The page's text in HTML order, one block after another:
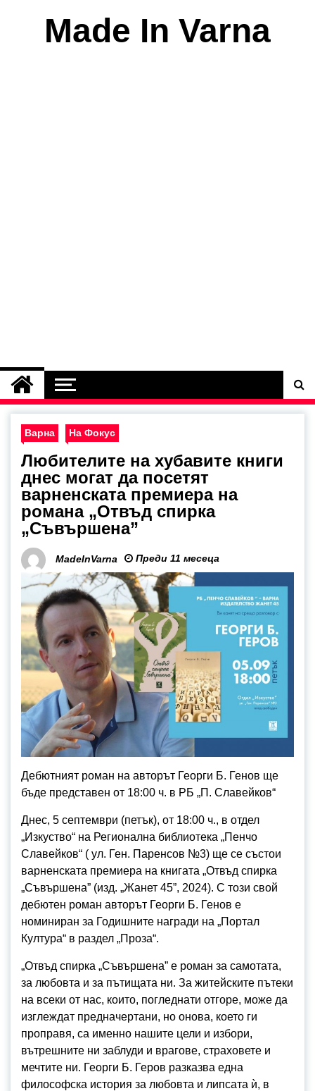
Made In Varna
Варна На Фокус
Любителите на хубавите книги
днес могат да посетят
варненската премиера на
романа „Отвъд спирка
„Съвършена”
MadeInVarna Преди 11 месеца
Дебютният роман на авторът Георги Б. Генов ще
бъде представен от 18:00 ч. в РБ „П. Славейков“
Днес, 5 септември (петък), от 18:00 ч., в отдел
„Изкуство“ на Регионална библиотека „Пенчо
Славейков“ ( ул. Ген. Паренсов №3) ще се състои
варненската премиера на книгата „Отвъд спирка
„Съвършена” (изд. „Жанет 45”, 2024). С този свой
дебютен роман авторът Георги Б. Генов е
номиниран за Годишните награди на „Портал
Култура“ в раздел „Проза“.
„Отвъд спирка „Съвършена” е роман за самотата,
за любовта и за пътищата ни. За житейските пътеки
на всеки от нас, които, погледнати отгоре, може да
изглеждат предначертани, но онова, което ги
проправя, са именно нашите цели и избори,
вътрешните ни заблуди и врагове, страховете и
мечтите ни. Георги Б. Геров разказва една
философска история за любовта и липсата ѝ, в